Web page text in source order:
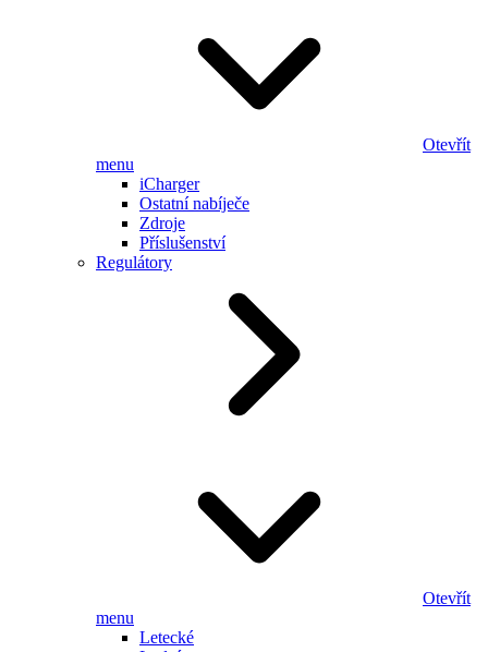
Otevřít
menu
iCharger
Ostatní nabíječe
Zdroje
Příslušenství
Regulátory
Otevřít
menu
Letecké